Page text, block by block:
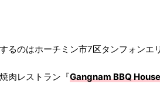
るのはホーチミン市7区タンフォンエ
肉レストラン『Gangnam BBQ